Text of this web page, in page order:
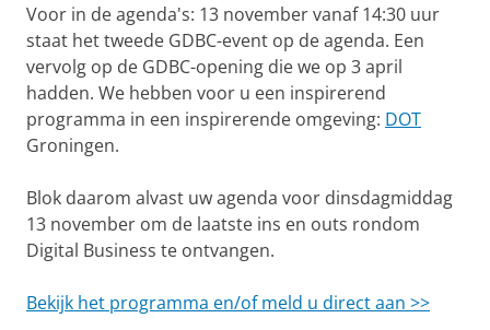
Voor in de agenda's: 13 november vanaf 14:30 uur
staat het tweede GDBC-event op de agenda. Een
vervolg op de GDBC-opening die we op 3 april
hadden. We hebben voor u een inspirerend
programma in een inspirerende omgeving: DOT
Groningen.
Blok daarom alvast uw agenda voor dinsdagmiddag
13 november om de laatste ins en outs rondom
Digital Business te ontvangen.
Bekijk het programma en/of meld u direct aan >>